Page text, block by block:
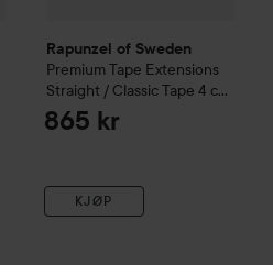
Rapunzel of Sweden
Premium Tape Extensions
Straight / Classic Tape 4 cm
/ 8 pieces 50 cm
Blonde Balayage B2.6/10.8
865 kr
KJØP